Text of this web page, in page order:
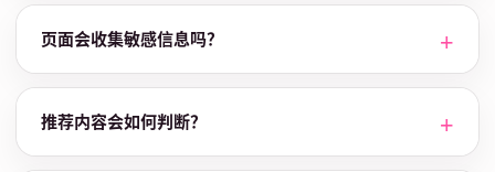
页面会收集敏感信息吗？
推荐内容会如何判断？